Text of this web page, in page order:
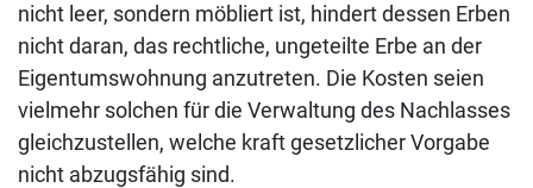
nicht leer, sondern möbliert ist, hindert dessen Erben
nicht daran, das rechtliche, ungeteilte Erbe an der
Eigentumswohnung anzutreten. Die Kosten seien
vielmehr solchen für die Verwaltung des Nachlasses
gleichzustellen, welche kraft gesetzlicher Vorgabe
nicht abzugsfähig sind.